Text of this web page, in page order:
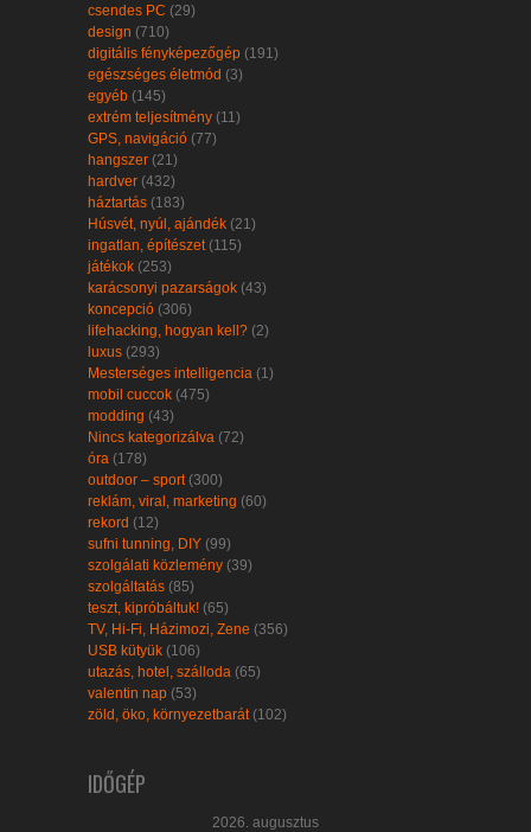
csendes PC (29)
design (710)
digitális fényképezőgép (191)
egészséges életmód (3)
egyéb (145)
extrém teljesítmény (11)
GPS, navigáció (77)
hangszer (21)
hardver (432)
háztartás (183)
Húsvét, nyúl, ajándék (21)
ingatlan, építészet (115)
játékok (253)
karácsonyi pazarságok (43)
koncepció (306)
lifehacking, hogyan kell? (2)
luxus (293)
Mesterséges intelligencia (1)
mobil cuccok (475)
modding (43)
Nincs kategorizálva (72)
óra (178)
outdoor – sport (300)
reklám, viral, marketing (60)
rekord (12)
sufni tunning, DIY (99)
szolgálati közlemény (39)
szolgáltatás (85)
teszt, kipróbáltuk! (65)
TV, Hi-Fi, Házimozi, Zene (356)
USB kütyük (106)
utazás, hotel, szálloda (65)
valentin nap (53)
zöld, öko, környezetbarát (102)
IDŐGÉP
2026. augusztus